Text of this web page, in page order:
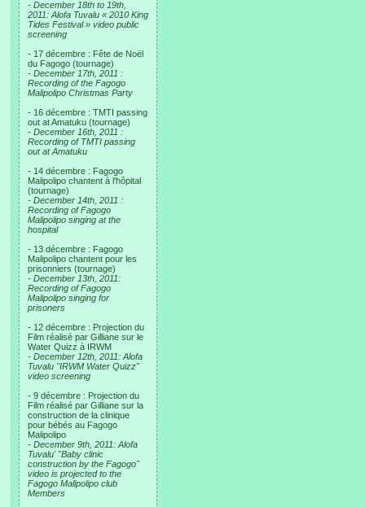
- December 18th to 19th,
2011: Alofa Tuvalu « 2010 King
Tides Festival » video public
screening
- 17 décembre : Fête de Noël
du Fagogo (tournage)
- December 17th, 2011 :
Recording of the Fagogo
Malipolipo Christmas Party
- 16 décembre : TMTI passing
out at Amatuku (tournage)
- December 16th, 2011 :
Recording of TMTI passing
out at Amatuku
- 14 décembre : Fagogo
Malipolipo chantent à l'hôpital
(tournage)
- December 14th, 2011 :
Recording of Fagogo
Malipolipo singing at the
hospital
- 13 décembre : Fagogo
Malipolipo chantent pour les
prisonniers (tournage)
- December 13th, 2011:
Recording of Fagogo
Malipolipo singing for
prisoners
- 12 décembre : Projection du
Film réalisé par Gilliane sur le
Water Quizz à IRWM
- December 12th, 2011: Alofa
Tuvalu "IRWM Water Quizz"
video screening
- 9 décembre : Projection du
Film réalisé par Gilliane sur la
construction de la clinique
pour bébés au Fagogo
Malipolipo
- December 9th, 2011: Alofa
Tuvalu' "Baby clinic
construction by the Fagogo"
video is projected to the
Fagogo Malipolipo club
Members